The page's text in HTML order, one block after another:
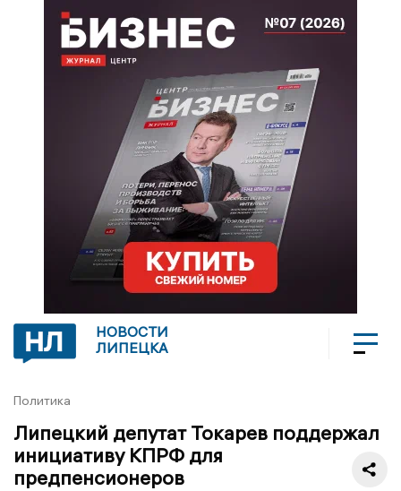
НОВОСТИ
ЛИПЕЦКА
Политика
Липецкий депутат Токарев поддержал
инициативу КПРФ для
предпенсионеров